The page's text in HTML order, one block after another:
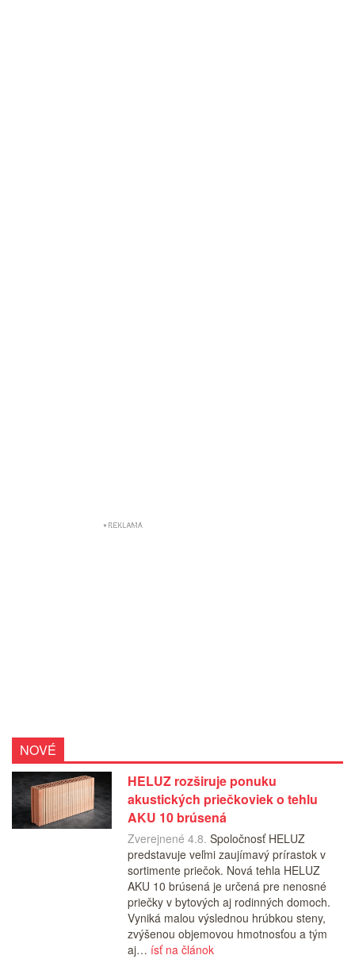
NOVÉ
HELUZ rozširuje ponuku
akustických priečkoviek o tehlu
AKU 10 brúsená
Zverejnené 4.8. Spoločnosť HELUZ
predstavuje veľmi zaujímavý prírastok v
sortimente priečok. Nová tehla HELUZ
AKU 10 brúsená je určená pre nenosné
priečky v bytových aj rodinných domoch.
Vyniká malou výslednou hrúbkou steny,
zvýšenou objemovou hmotnosťou a tým
aj… ísť na článok